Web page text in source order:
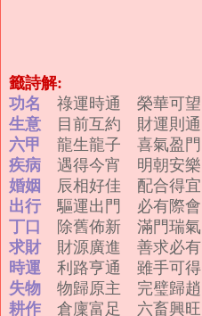
籤詩解:
功名 祿運時通 榮華可望
生意 目前互約 財運則通
六甲 龍生龍子 喜氣盈門
疾病 遇得今宵 明朝安樂
婚姻 辰相好佳 配合得宜
出行驅運出門 必有際會
丁口 除舊佈新 滿門瑞氣
求財財源廣進 善求必有
時運 利路亨通 雖手可得
失物 物歸原主 完璧歸趙
耕作 倉廩富足 六畜興旺